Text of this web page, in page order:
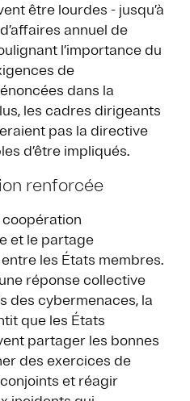
être lourdes - jusqu’à
annuel de
l’importance du
de
dans la
les cadres dirigeants
pas la directive
d’être impliqués.
renforcée
et le partage
les États membres.
réponse collective
des cybermenaces, la
que les États
partager les bonnes
des exercices de
et réagir